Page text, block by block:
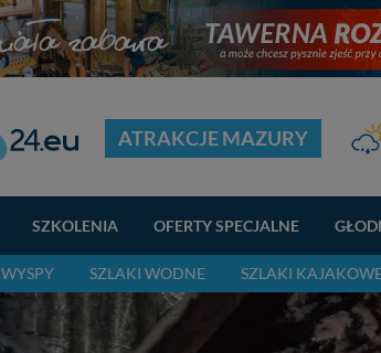
ATRAKCJE MAZURY
SZKOLENIA OFERTY SPECJALNE
WYSPY SZLAKI WODNE SZLAKI